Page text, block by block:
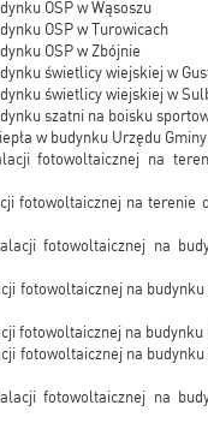
OSP w Wąsoszu
OSP w Turowicach
OSP w Zbójnie
świetlicy wiejskiej w
świetlicy wiejskiej w
szatni na boisku
w budynku Urzędu Gminy
fotowoltaicznej na
fotowoltaicznej na terenie
fotowoltaicznej na
fotowoltaicznej na budynku
fotowoltaicznej na budynku
fotowoltaicznej na budynku
fotowoltaicznej na